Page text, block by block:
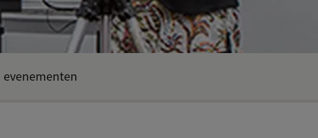
evenementen